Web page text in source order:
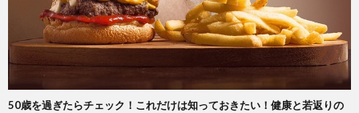
50歳を過ぎたらチェック！これだけは知っておきたい！健康と若返りの